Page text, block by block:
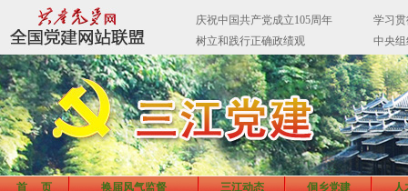
首 页 换届风气监督 三江动态 侗乡党建
人